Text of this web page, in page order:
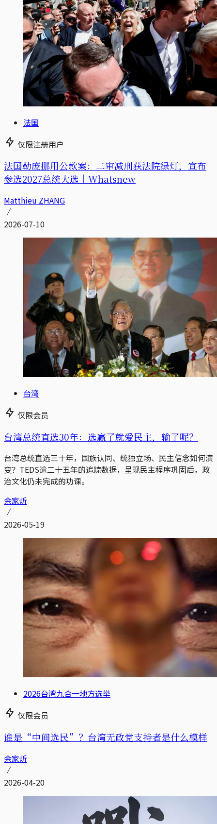
法国
仅限注册用户
法国勒庞挪用公款案：二审减刑获法院绿灯，宣布
参选2027总统大选｜Whatsnew
Matthieu ZHANG
2026-07-10
台湾
仅限会员
台湾总统直选30年：选赢了就爱民主，输了呢？
台湾总统直选三十年，国族认同、统独立场、民主信念如何演
变？TEDS逾二十五年的追踪数据，呈现民主程序巩固后，政
治文化仍未完成的功课。
余家炘
2026-05-19
2026台湾九合一地方选举
仅限会员
谁是“中间选民”？台湾无政党支持者是什么模样
余家炘
2026-04-20